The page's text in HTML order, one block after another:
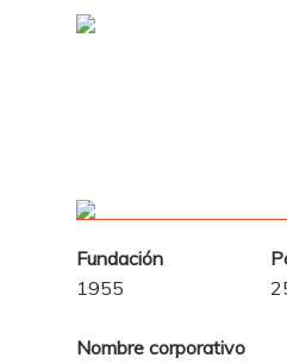
Fundación
1955
Nombre corporativo